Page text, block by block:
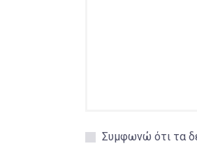
Συμφωνώ ότι τα